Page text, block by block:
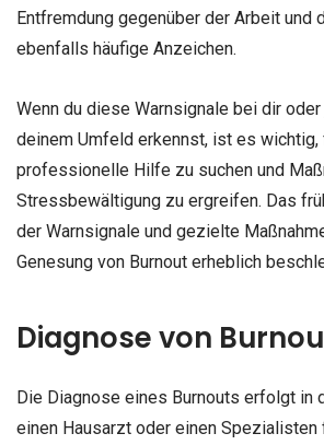
Entfremdung gegenüber der Arbeit und
ebenfalls häufige Anzeichen.
Wenn du diese Warnsignale bei dir
deinem Umfeld erkennst, ist es
professionelle Hilfe zu suchen und
Stressbewältigung zu ergreifen. Das
der Warnsignale und gezielte
Genesung von Burnout erheblich
Diagnose von
Die Diagnose eines Burnouts erfolgt in
einen Hausarzt oder einen